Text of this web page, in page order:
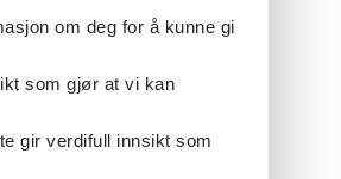
om deg for å kunne gi
som gjør at vi kan
gir verdifull innsikt som